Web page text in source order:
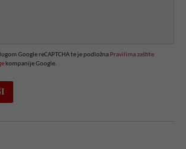
Google reCAPTCHA te je podložna Pravilima zaštite
kompanije Google.